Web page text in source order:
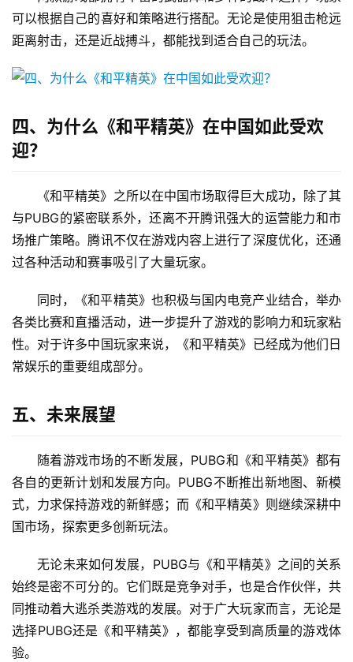
可以根据自己的喜好和策略进行搭配。无论是使用狙击枪远
距离射击，还是近战搏斗，都能找到适合自己的玩法。
四、为什么《和平精英》在中国如此受欢
迎？
《和平精英》之所以在中国市场取得巨大成功，除了其
与PUBG的紧密联系外，还离不开腾讯强大的运营能力和市
场推广策略。腾讯不仅在游戏内容上进行了深度优化，还通
过各种活动和赛事吸引了大量玩家。
同时，《和平精英》也积极与国内电竞产业结合，举办
各类比赛和直播活动，进一步提升了游戏的影响力和玩家粘
性。对于许多中国玩家来说，《和平精英》已经成为他们日
常娱乐的重要组成部分。
五、未来展望
随着游戏市场的不断发展，PUBG和《和平精英》都有
各自的更新计划和发展方向。PUBG不断推出新地图、新模
式，力求保持游戏的新鲜感；而《和平精英》则继续深耕中
国市场，探索更多创新玩法。
无论未来如何发展，PUBG与《和平精英》之间的关系
始终是密不可分的。它们既是竞争对手，也是合作伙伴，共
同推动着大逃杀类游戏的发展。对于广大玩家而言，无论是
选择PUBG还是《和平精英》，都能享受到高质量的游戏体
验。